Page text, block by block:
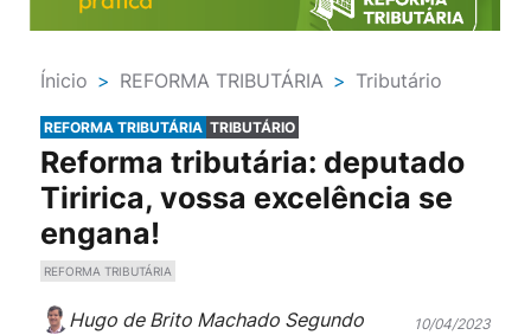
Ínicio > REFORMA TRIBUTÁRIA > Tributário
REFORMA TRIBUTÁRIA TRIBUTÁRIO
Reforma tributária: deputado
Tiririca, vossa excelência se
engana!
REFORMA TRIBUTÁRIA
Hugo de Brito Machado Segundo 10/04/2023